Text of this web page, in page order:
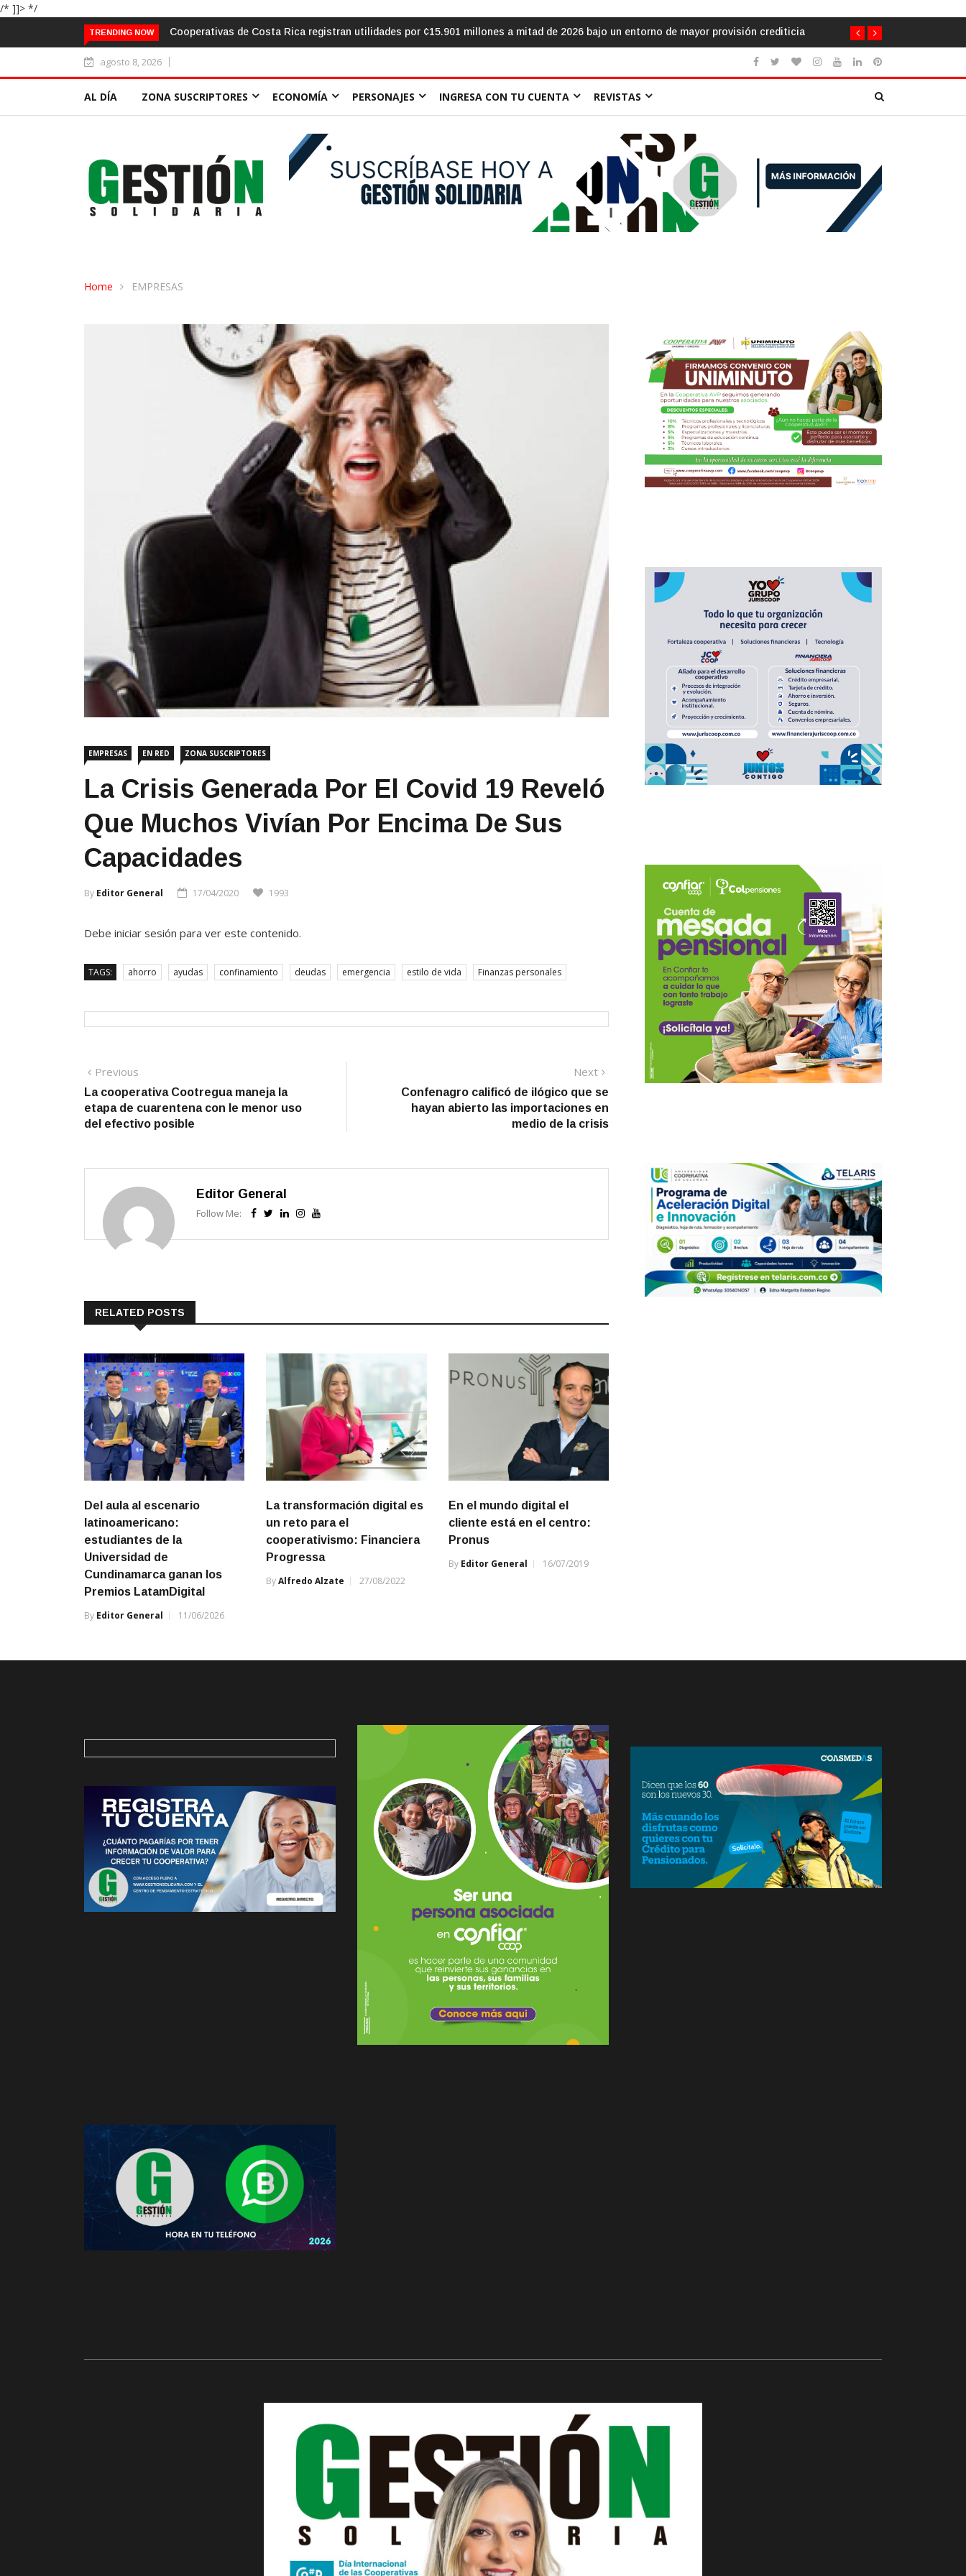
/* ]]> */
TRENDING NOW
de mayor provisión crediticiaEl aula frente al «sálvese quien pueda»: la urgencia de humanizar la escuela a través de la cooperación
agosto 8, 2026
AL DÍA ZONA SUSCRIPTORES ECONOMÍA PERSONAJES INGRESA CON TU CUENTA REVISTAS
Home EMPRESAS
EMPRESAS EN RED ZONA SUSCRIPTORES
La Crisis Generada Por El Covid 19 Reveló
Que Muchos Vivían Por Encima De Sus
Capacidades
By Editor General 17/04/2020 1993
Debe iniciar sesión para ver este contenido.
TAGS: ahorro ayudas confinamiento deudas emergencia estilo de vida Finanzas personales
Navegación
de
entradas
Previous
post:
La cooperativa Cootregua maneja la
etapa de cuarentena con le menor uso
del efectivo posible
Next
Confenagro calificó de ilógico que se
hayan abierto las importaciones en
medio de la crisis
Editor General
Follow Me:
RELATED POSTS
Del aula al escenario
latinoamericano:
estudiantes de la
Universidad de
Cundinamarca ganan los
Premios LatamDigital
By Editor General 11/06/2026
La transformación digital es
un reto para el
cooperativismo: Financiera
Progressa
ByAlfredo Alzate 27/08/2022
En el mundo digital el
cliente está en el centro:
Pronus
By Editor General 16/07/2019